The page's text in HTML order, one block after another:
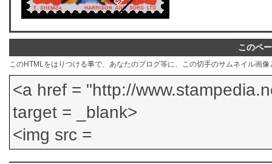
このペ
このHTMLをはりつける事で、あなたのブログ等に、この切手のサムネイル画